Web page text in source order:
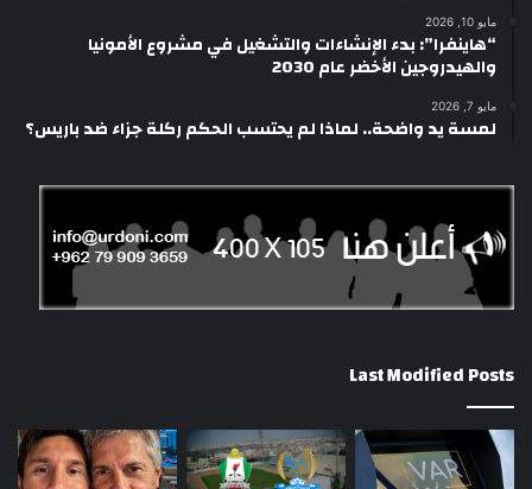
مايو 10, 2026
“هاينفرا”: بدء الإنشاءات والتشغيل في مشروع الأمونيا
والهيدروجين الأخضر عام 2030
مايو 7, 2026
لمسة يد واضحة.. لماذا لم يحتسب الحكم ركلة جزاء ضد باريس؟
Last Modified Posts